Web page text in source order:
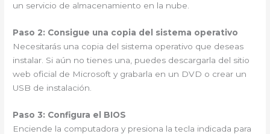
un servicio de almacenamiento en la nube.
Paso 2: Consigue una copia del sistema operativo
Necesitarás una copia del sistema operativo que deseas
instalar. Si aún no tienes una, puedes descargarla del sitio
web oficial de Microsoft y grabarla en un DVD o crear un
USB de instalación.
Paso 3: Configura el BIOS
Enciende la computadora y presiona la tecla indicada para